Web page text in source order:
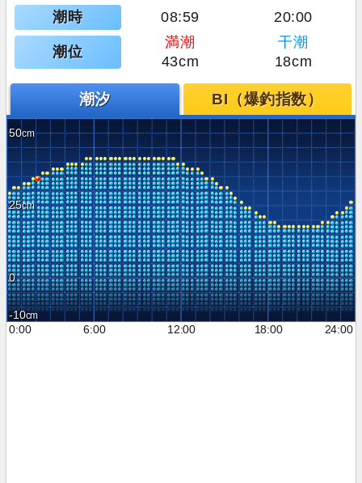
潮時 08:59 20:00
潮位
満潮
干潮
43cm
18cm
潮汐 BI（爆釣指数）
50
25
0
-10
0:00
6:00 12:00 18:00 24:00